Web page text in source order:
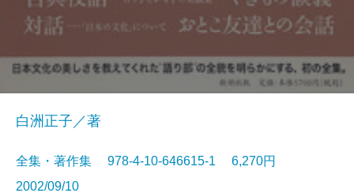
白洲正子／著
全集・著作集 978-4-10-646615-1 6,270円
2002/09/10